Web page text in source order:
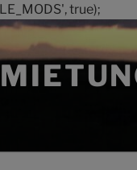
true);